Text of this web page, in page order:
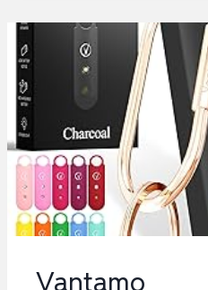
MIT
113
DB
KABELLOSE
VIBRATION,
MOTORRAD-
Vantamo